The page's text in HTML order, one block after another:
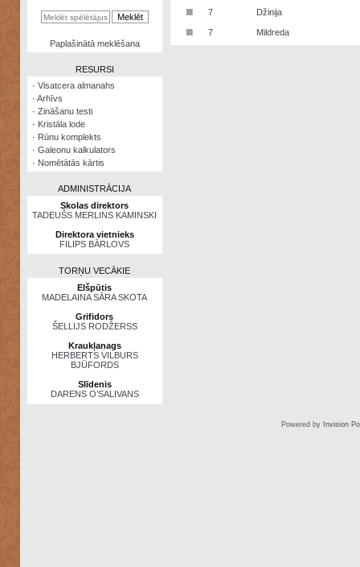
kalkulators
NomētātāsPaplašinātā meklēšana
RESURSI
· Visatcera almanahs
· Arhīvs
· Zināšanu testi
· Kristāla lode
· Rūnu komplekts
· Galeonu kalkulators
· Nomētātās kārtis
ADMINISTRĀCIJA
Skolas direktors
TADEUŠS MERLINS KAMINSKI
Direktora vietnieks
FILIPS BĀRLOVS
TORŅU VECĀKIE
Elšpūtis
MADELAINA SĀRA SKOTA
Grifidors
ŠELLIJS RODŽERSS
Kraukļanags
HERBERTS VILBURS
BJŪFORDS
Slīdenis
DARENS O’SALIVANS
■ 7 Džinija
■ 7 Mildreda
Powered by Invision